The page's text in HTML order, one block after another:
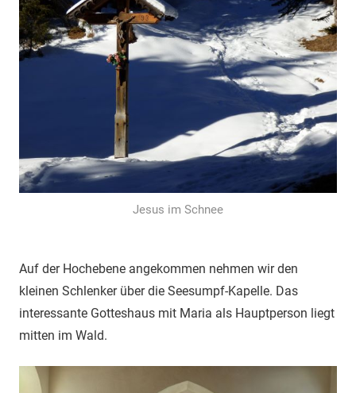
Jesus im Schnee
Auf der Hochebene angekommen nehmen wir den
kleinen Schlenker über die Seesumpf-Kapelle. Das
interessante Gotteshaus mit Maria als Hauptperson liegt
mitten im Wald.